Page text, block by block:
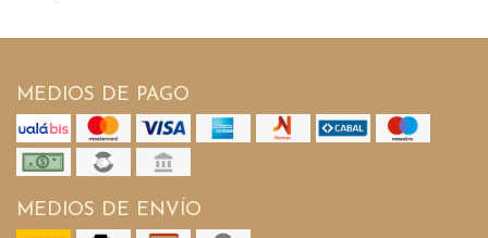
MEDIOS DE PAGO
MEDIOS DE ENVÍO